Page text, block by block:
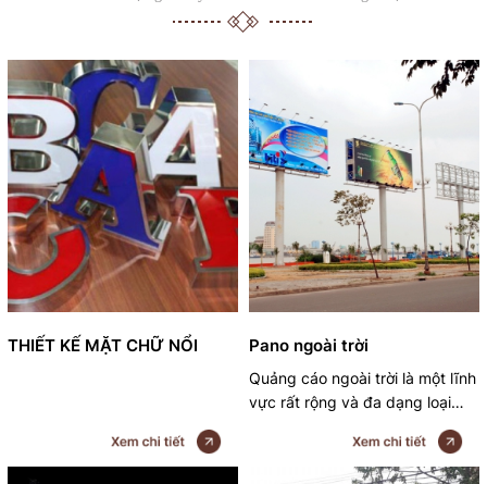
THIẾT KẾ MẶT CHỮ NỔI Pano ngoài trời
Quảng cáo ngoài trời là một lĩnh
vực rất rộng và đa dạng loại
hình thể hiện. Một trong những
phương tiện phổ biến nhất hiện
nay được nhiều doanh nghiệp